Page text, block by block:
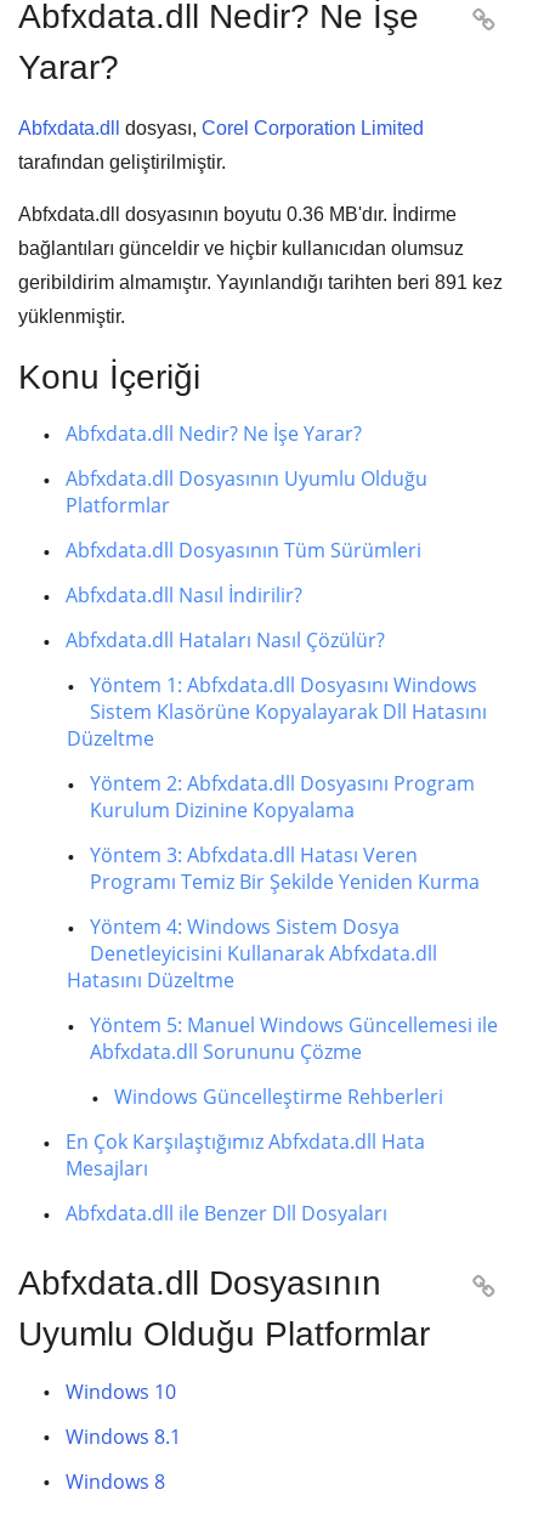
Abfxdata.dll Nedir? Ne İşe
Yarar?

Abfxdata.dll dosyası, Corel Corporation Limited
tarafından geliştirilmiştir.
Abfxdata.dll dosyasının boyutu 0.36 MB'dır. İndirme
bağlantıları günceldir ve hiçbir kullanıcıdan olumsuz
geribildirim almamıştır. Yayınlandığı tarihten beri 891 kez
yüklenmiştir.
Konu İçeriği
Abfxdata.dll Nedir? Ne İşe Yarar?
Abfxdata.dll Dosyasının Uyumlu Olduğu
Platformlar
Abfxdata.dll Dosyasının Tüm Sürümleri
Abfxdata.dll Nasıl İndirilir?
Abfxdata.dll Hataları Nasıl Çözülür?
Yöntem 1: Abfxdata.dll Dosyasını Windows
Sistem Klasörüne Kopyalayarak Dll Hatasını
Düzeltme
Yöntem 2: Abfxdata.dll Dosyasını Program
Kurulum Dizinine Kopyalama
Yöntem 3: Abfxdata.dll Hatası Veren
Programı Temiz Bir Şekilde Yeniden Kurma
Yöntem 4: Windows Sistem Dosya
Denetleyicisini Kullanarak Abfxdata.dll
Hatasını Düzeltme
Yöntem 5: Manuel Windows Güncellemesi ile
Abfxdata.dll Sorununu Çözme
Windows Güncelleştirme Rehberleri
En Çok Karşılaştığımız Abfxdata.dll Hata
Mesajları
Abfxdata.dll ile Benzer Dll Dosyaları
Abfxdata.dll Dosyasının
Uyumlu Olduğu Platformlar

Windows 10
Windows 8.1
Windows 8